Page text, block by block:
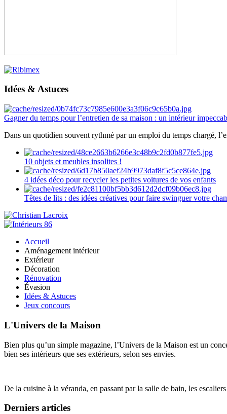
Idées & Astuces
Gagner du temps pour l’entretien de sa maison : un intérieur
Dans un quotidien souvent rythmé par un emploi du temps chargé,
10 objets et meubles insolites !
4 idées déco pour recycler les petites voitures de vos enfants
Têtes de lits : des idées créatives pour faire swinguer votre
Accueil
Aménagement intérieur
Extérieur
Décoration
Rénovation
Évasion
Idées & Astuces
Jeux concours
L'Univers de la Maison
Bien plus qu’un simple magazine, l’Univers de la Maison est un
bien ses intérieurs que ses extérieurs, selon ses envies.
De la cuisine à la véranda, en passant par la salle de bain, les
Derniers articles